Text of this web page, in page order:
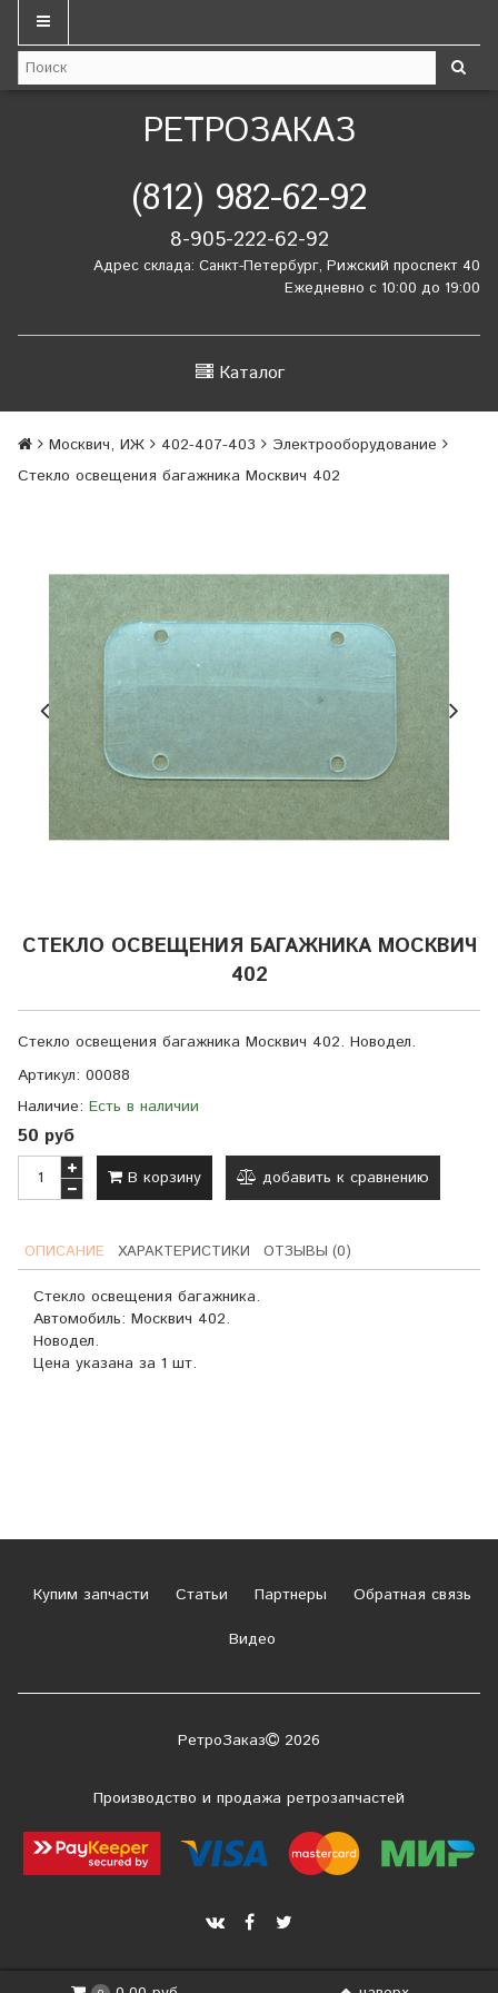
РЕТРОЗАКАЗ
(812) 982-62-92
8-905-222-62-92
Адрес склада: Санкт-Петербург, Рижский проспект 40
Ежедневно с 10:00 до 19:00
Каталог
Москвич, ИЖ 402-407-403
Электрооборудование
Стекло освещения багажника Москвич 402
СТЕКЛО ОСВЕЩЕНИЯ БАГАЖНИКА МОСКВИЧ
402
Стекло освещения багажника Москвич 402. Новодел.
Артикул: 00088
Наличие: Есть в наличии
50 руб
В корзину добавить к сравнению
ОПИСАНИЕ ХАРАКТЕРИСТИКИ ОТЗЫВЫ (0)
Стекло освещения багажника.
Автомобиль: Москвич 402.
Новодел.
Цена указана за 1 шт.
Купим запчасти Статьи Партнеры
Обратная связь
Видео
РетроЗаказ 2026
Производство и продажа ретрозапчастей